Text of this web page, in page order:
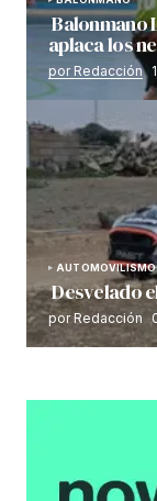
Balonmano
aplaca los
por Redacción
AUTOMOVILISMO
Desvelado
por Redacción